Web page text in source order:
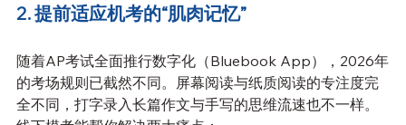
2. 提前适应机考的“肌肉记忆”
随着AP考试全面推行数字化（Bluebook App），2026年
的考场规则已截然不同。屏幕阅读与纸质阅读的专注度完
全不同，打字录入长篇作文与手写的思维流速也不一样。